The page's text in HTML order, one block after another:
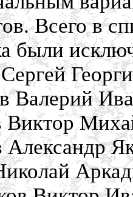
Всего в
были
Валерий
Александр